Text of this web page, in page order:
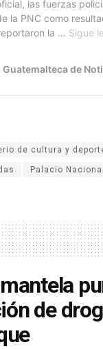
de cultura y
Palacio
de